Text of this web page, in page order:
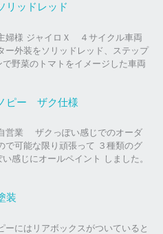
ッドレッド
様 ジャイロＸ ４サイクル車両
ー外装をソリッドレッド、ステップ
野菜のトマトをイメージした車両
ピー ザク仕様
業 ザクっぽい感じでのオーダ
で可能な限り頑張って ３種類のグ
感じにオールペイント しました。
装
ーにはリアボックスがついていると